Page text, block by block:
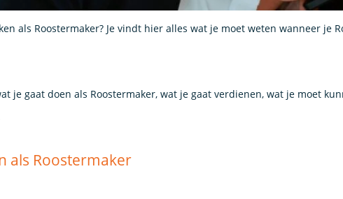
als Roostermaker? Je vindt hier alles wat je moet weten wanneer je
je gaat doen als Roostermaker, wat je gaat verdienen, wat je moet
als Roostermaker